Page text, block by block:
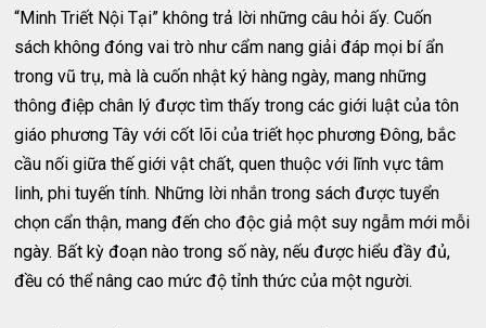
“Minh Triết Nội Tại” không trả lời những câu hỏi ấy. Cuốn
sách không đóng vai trò như cẩm nang giải đáp mọi bí ẩn
trong vũ trụ, mà là cuốn nhật ký hàng ngày, mang những
thông điệp chân lý được tìm thấy trong các giới luật của tôn
giáo phương Tây với cốt lõi của triết học phương Đông, bắc
cầu nối giữa thế giới vật chất, quen thuộc với lĩnh vực tâm
linh, phi tuyến tính. Những lời nhắn trong sách được tuyển
chọn cẩn thận, mang đến cho độc giả một suy ngẫm mới mỗi
ngày. Bất kỳ đoạn nào trong số này, nếu được hiểu đầy đủ,
đều có thể nâng cao mức độ tỉnh thức của một người.